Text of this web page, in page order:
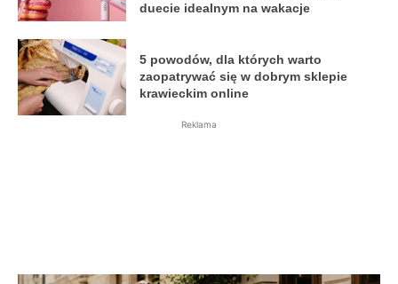
duecie idealnym na wakacje
5 powodów, dla których warto
zaopatrywać się w dobrym sklepie
krawieckim online
Reklama